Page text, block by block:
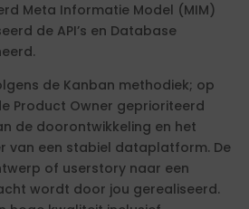
Meta Informatie Model (MIM)
de API’s en Database
de Kanban methodiek; op
Product Owner geprioriteerd
de doorontwikkeling en het
van een stabiel dataplatform. De
of userstory naar een
wordt door jou gerealiseerd.